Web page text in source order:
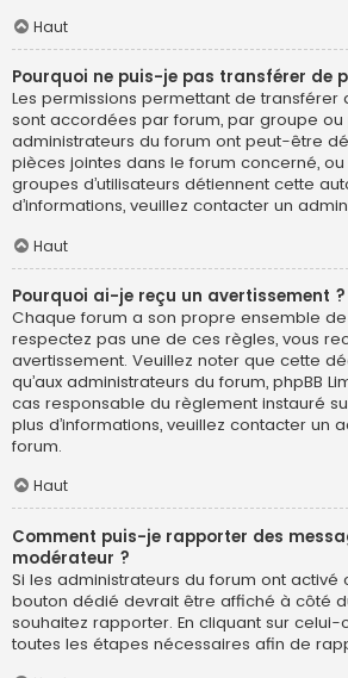
Haut
Pourquoi ne puis-je pas transférer de
Les permissions permettant de transférer
sont accordées par forum, par groupe ou
administrateurs du forum ont peut-être
pièces jointes dans le forum concerné,
groupes d’utilisateurs détiennent cette
d’informations, veuillez contacter un
Haut
Pourquoi ai-je reçu un avertissement ?
Chaque forum a son propre ensemble de
respectez pas une de ces règles, vous
avertissement. Veuillez noter que cette
qu’aux administrateurs du forum, phpBB
cas responsable du règlement instauré
plus d’informations, veuillez contacter un
forum.
Haut
Comment puis-je rapporter des
modérateur ?
Si les administrateurs du forum ont activé
bouton dédié devrait être affiché à côté
souhaitez rapporter. En cliquant sur celui-
toutes les étapes nécessaires afin de